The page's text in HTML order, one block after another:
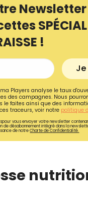
SPÉCIAL
!
Players analyse le taux
des campagnes. Nous
le faites ainsi que des
traceurs, voir notre politique
vous envoyer votre newsletter
de désabonnement intégré dans la
de notreCharte de Confidentialité.
recettes